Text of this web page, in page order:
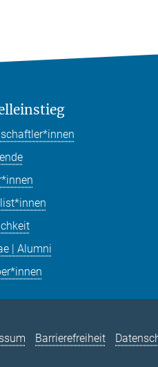
| Alumni
Barrierefreiheit